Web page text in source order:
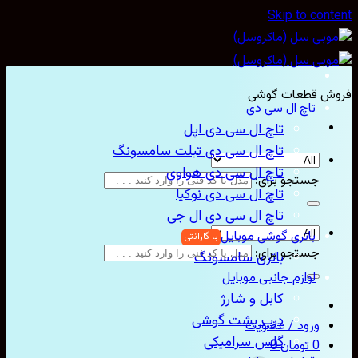
Skip to
قطعات گوشی
جستجو برای:
جستجو برای:
ورود / عضویت
تومان0
تاچ ال سی دی
تاچ ال سی دی اپل
تاچ ال سی دی تبلت سامسونگ
تاچ ال سی دی هواوی
تاچ ال سی دی نوکیا
تاچ ال سی دی ال جی
باتری گوشی موبایل
باتری سامسونگ
لوازم جانبی موبایل
کابل و شارژ
درب پشت گوشی
گلس سرامیکی